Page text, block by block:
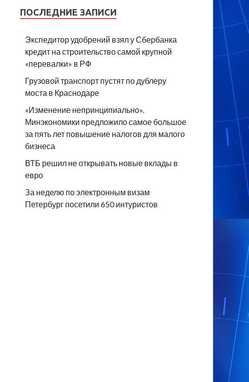
ПОСЛЕДНИЕ ЗАПИСИ
Экспедитор удобрений взял у Сбербанка
кредит на строительство самой крупной
«перевалки» в РФ
Грузовой транспорт пустят по дублеру
моста в Краснодаре
«Изменение непринципиально».
Минэкономики предложило самое большое
за пять лет повышение налогов для малого
бизнеса
ВТБ решил не открывать новые вклады в
евро
За неделю по электронным визам
Петербург посетили 650 интуристов